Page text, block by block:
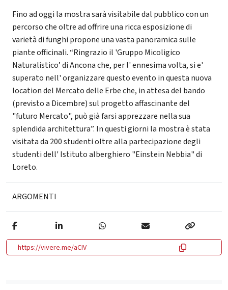
Fino ad oggi la mostra sarà visitabile dal pubblico con un
percorso che oltre ad offrire una ricca esposizione di
varietà di funghi propone una vasta panoramica sulle
piante officinali. “Ringrazio il 'Gruppo Micoligico
Naturalistico’ di Ancona che, per l' ennesima volta, si e'
superato nell' organizzare questo evento in questa nuova
location del Mercato delle Erbe che, in attesa del bando
(previsto a Dicembre) sul progetto affascinante del
"futuro Mercato", può già farsi apprezzare nella sua
splendida architettura”. In questi giorni la mostra è stata
visitata da 200 studenti oltre alla partecipazione degli
studenti dell' Istituto alberghiero "Einstein Nebbia" di
Loreto.
ARGOMENTI
https://vivere.me/aCIV